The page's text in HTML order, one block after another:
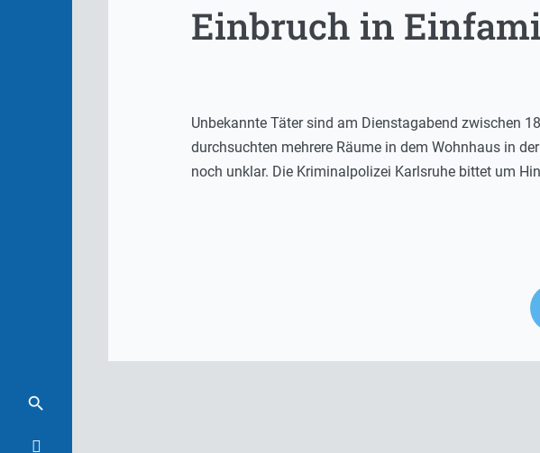
Einbruch in
Unbekannte Täter sind am Dienstagabend zwischen
durchsuchten mehrere Räume in dem Wohnhaus in
noch unklar. Die Kriminalpolizei Karlsruhe bittet um